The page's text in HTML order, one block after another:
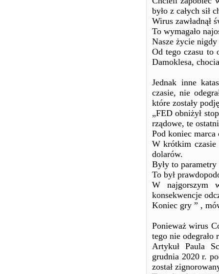
było z całych sił
Wirus zawładnął
To wymagało
Nasze życie nigdy
Od tego czasu to
Damoklesa,
Jednak inne
czasie, nie
które zostały
„FED obniżył
rządowe, te
Pod koniec marca
W krótkim
dolarów.
Były to
To był
W najgorszym
konsekwencje
Koniec gry ” ,
Ponieważ wirus
tego nie
Artykuł Paula
grudnia 2020 r.
został